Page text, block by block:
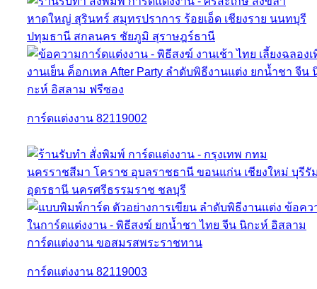
การ์ดแต่งงาน 82119002
การ์ดแต่งงาน 82119003